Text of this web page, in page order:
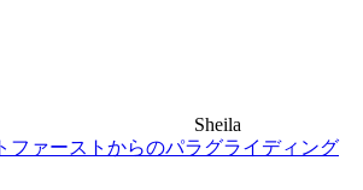
Sheila
ファーストからのパラグライディング